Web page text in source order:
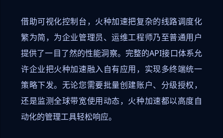
借助可视化控制台，火种加速把复杂的线路调度化
繁为简，为企业管理员、运维工程师乃至普通用户
提供了一目了然的性能洞察。完整的API接口体系允
许企业把火种加速融入自有应用，实现多终端统一
策略下发。无论您需要批量创建账户、分级授权，
还是监测全球带宽使用动态，火种加速都以高度自
动化的管理工具轻松响应。